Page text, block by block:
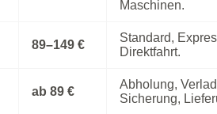
Maschinen.
89–149 €
Standard,
Direktfahrt.
ab 89 €
Abholung,
Sicherung,